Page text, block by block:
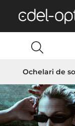
Ochelari de